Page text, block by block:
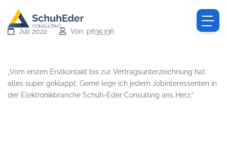
Juli 2022 Von p635336
„Vom ersten Erstkontakt bis zur Vertragsunterzeichnung hat
alles super geklappt. Gerne lege ich jedem Jobinteressenten in
der Elektronikbranche Schuh-Eder Consulting ans Herz.”